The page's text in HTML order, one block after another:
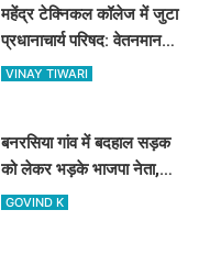
महेंद्र टेक्निकल कॉलेज में जुटा
प्रधानाचार्य परिषद: वेतनमान
और विनियमितीकरण को लेकर
VINAY TIWARI
बनरसिया गांव में बदहाल सड़क
को लेकर भड़के भाजपा नेता,
अपनी ही पार्टी के चकिया
GOVIND K